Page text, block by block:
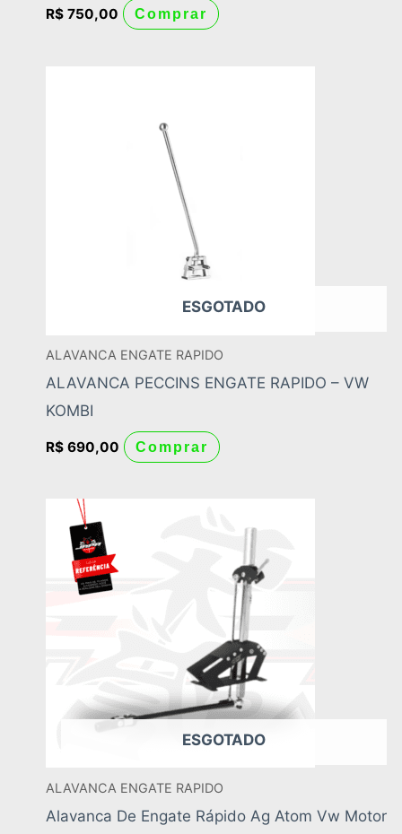
R$ 750,00 Comprar
ESGOTADO
ALAVANCA ENGATE RAPIDO
ALAVANCA PECCINS ENGATE RAPIDO – VW
KOMBI
R$ 690,00 Comprar
ESGOTADO
ALAVANCA ENGATE RAPIDO
Alavanca De Engate Rápido Ag Atom Vw Motor